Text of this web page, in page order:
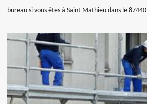
bureau si vous êtes à Saint Mathieu dans le